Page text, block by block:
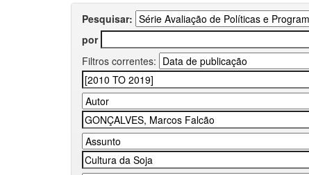
Pesquisar:
por
Filtros correntes: